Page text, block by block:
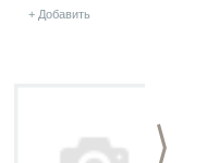
+ Добавить
>